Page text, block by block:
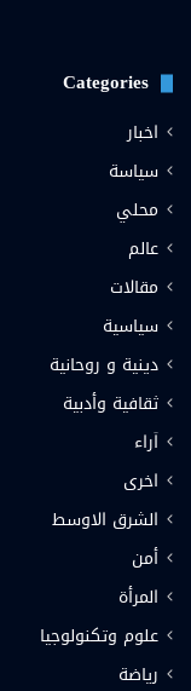
Categories
اخبار
سياسة
محلي
عالم
مقالات
سياسية
دينية و روحانية
ثقافية وأدبية
اَراء
اخرى
الشرق الاوسط
أمن
المرأة
علوم وتكنولوجيا
رياضة